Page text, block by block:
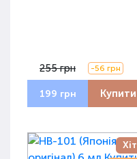
255 грн -56 грн
199 грн Купити
Хіт